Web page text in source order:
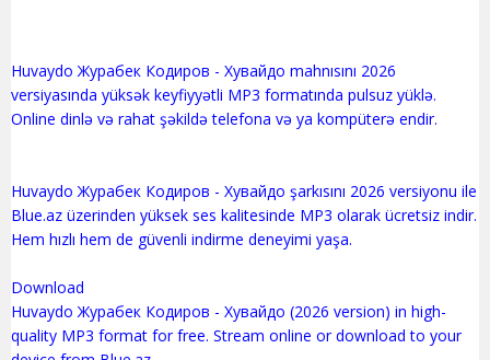
Huvaydo Журабек Кодиров - Хувайдо mahnısını 2026
versiyasında yüksək keyfiyyətli MP3 formatında pulsuz yüklə.
Online dinlə və rahat şəkildə telefona və ya kompüterə endir.
Huvaydo Журабек Кодиров - Хувайдо şarkısını 2026 versiyonu ile
Blue.az üzerinden yüksek ses kalitesinde MP3 olarak ücretsiz indir.
Hem hızlı hem de güvenli indirme deneyimi yaşa.
Download
Huvaydo Журабек Кодиров - Хувайдо (2026 version) in high-
quality MP3 format for free. Stream online or download to your